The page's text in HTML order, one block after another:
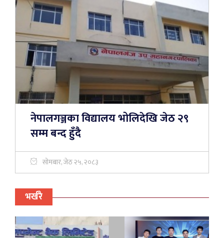
नेपालगञ्जका विद्यालय भोलिदेखि जेठ २९
सम्म बन्द हुँदै
सोमबार, जेठ २५, २०८३
भर्खरै